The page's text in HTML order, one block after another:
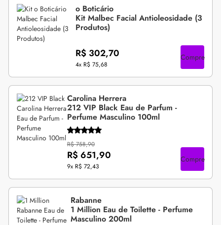
o Boticário
Kit Malbec Facial Antioleosidade (3
Produtos)
R$ 302,70
4x R$ 75,68
Compre
Carolina Herrera
212 VIP Black Eau de Parfum -
Perfume Masculino 100ml
R$ 758,90
R$ 651,90
9x R$ 72,43
Compre
Rabanne
1 Million Eau de Toilette - Perfume
Masculino 200ml